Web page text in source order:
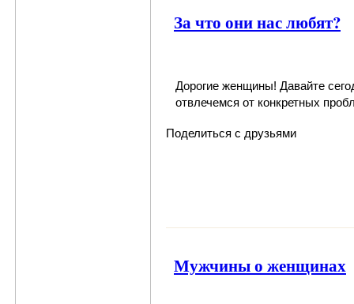
За что они нас любят?
Дорогие женщины! Давайте
отвлечемся от конкретных
Поделиться с друзьями
Мужчины о женщинах